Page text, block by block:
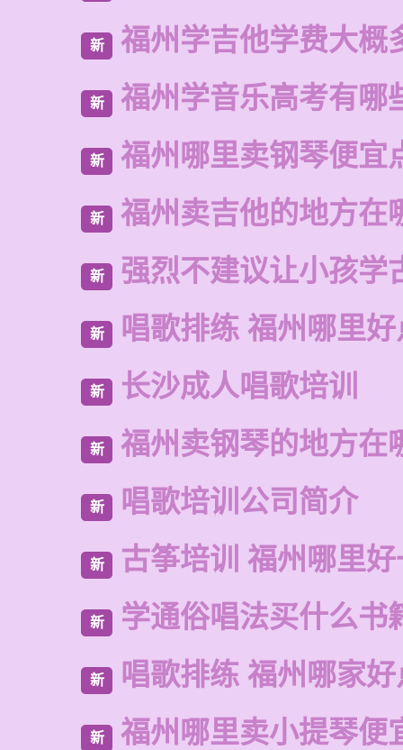
新 福州学吉他学费大概
新 福州学音乐高考有哪
新 福州哪里卖钢琴便宜
新 福州卖吉他的地方在
新 强烈不建议让小孩学
新 唱歌排练 福州哪里好
新 长沙成人唱歌培训
新 福州卖钢琴的地方在
新 唱歌培训公司简介
新 古筝培训 福州哪里
新 学通俗唱法买什么书
新 唱歌排练 福州哪家好
新 福州哪里卖小提琴便